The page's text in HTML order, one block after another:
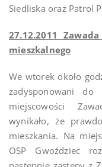
Siedliska oraz Patrol
27.12.2011
mieszkalnego
We wtorek około
zadysponowani
miejscowości
wynikało, że
mieszkania. Na
OSP Gwoździec